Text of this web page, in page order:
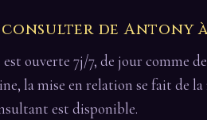
de Antony
est ouverte 7j/7, de jour comme
la mise en relation se fait de
est disponible.